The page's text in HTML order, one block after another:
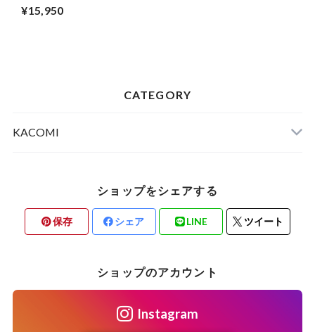
¥15,950
CATEGORY
KACOMI
ショップをシェアする
保存 シェア LINE ツイート
ショップのアカウント
Instagram